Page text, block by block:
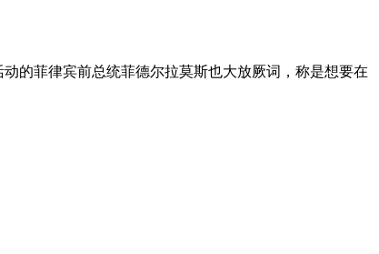
的菲律宾前总统菲德尔拉莫斯也大放厥词，称是想要在